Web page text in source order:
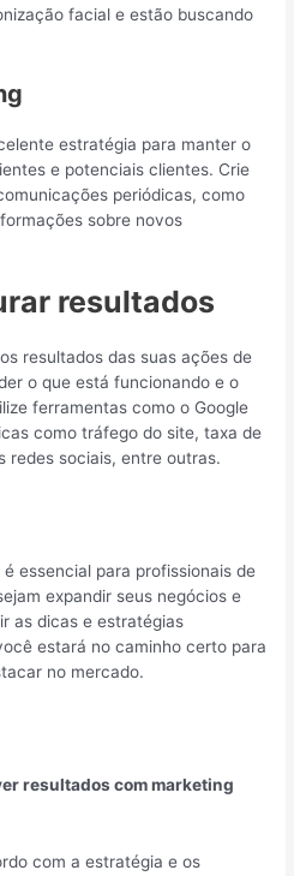
facial e estão buscando
estratégia para manter o
e potenciais clientes. Crie
periódicas, como
sobre novos
resultados
resultados das suas ações de
o que está funcionando e o
ferramentas como o Google
como tráfego do site, taxa de
redes sociais, entre outras.
essencial para profissionais de
expandir seus negócios e
as dicas e estratégias
estará no caminho certo para
no mercado.
resultados com marketing
com a estratégia e os